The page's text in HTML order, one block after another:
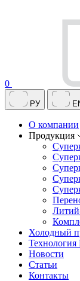
0
РУ
О компании
Продукция
Холодный
Технология
Новости
Статьи
Контакты